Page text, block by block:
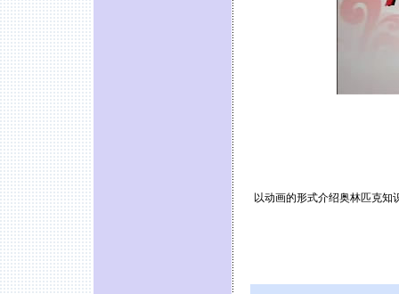
以动画的形式介绍奥林匹克知